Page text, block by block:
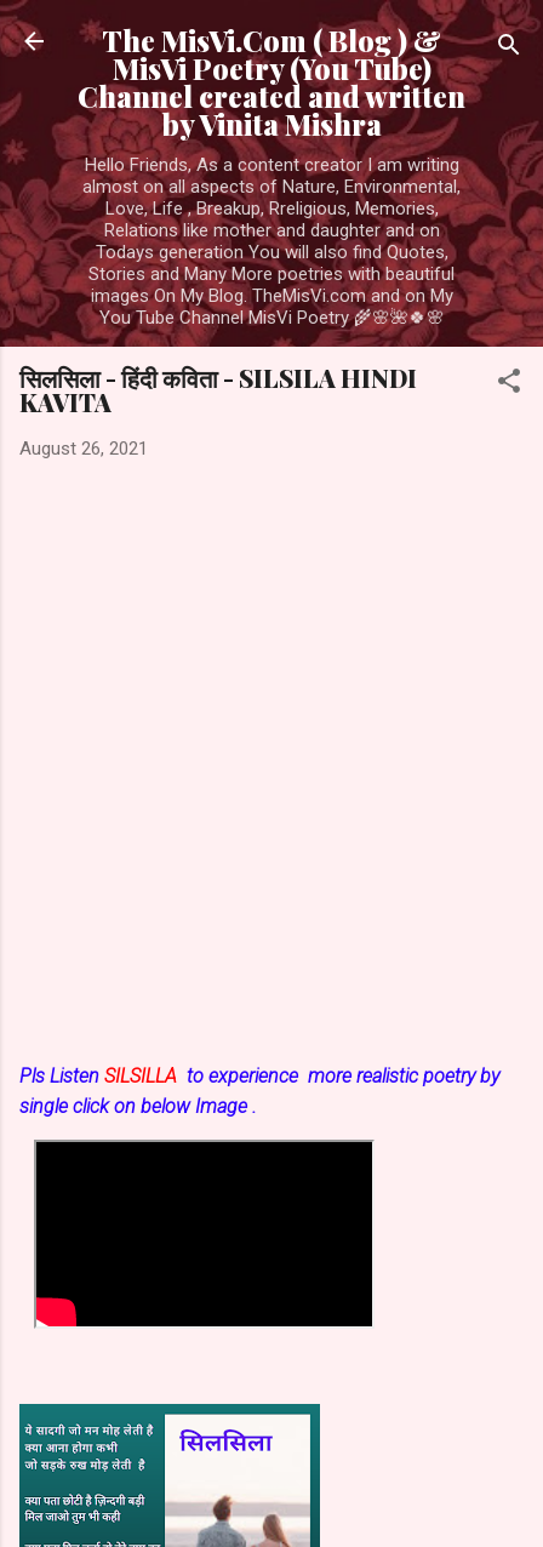
Skip to main content
The MisVi.Com ( Blog ) &
MisVi Poetry (You Tube)
Channel created and written
by Vinita Mishra
Hello Friends, As a content creator I am writing
almost on all aspects of Nature, Environmental,
Love, Life , Breakup, Rreligious, Memories,
Relations like mother and daughter and on
Todays generation You will also find Quotes,
Stories and Many More poetries with beautiful
images On My Blog. TheMisVi.com and on My
You Tube Channel MisVi Poetry 🌾🌸🌺🍀🌸
सिलसिला - हिंदी कविता - SILSILA HINDI
KAVITA
August 26, 2021
Pls Listen SILSILLA to experience more realistic poetry by
single click on belowImage .